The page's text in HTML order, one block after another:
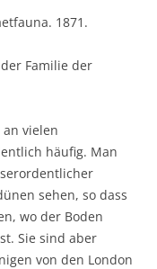
1871.
Familie der
vielen
häufig. Man
sehen, so dass
wo der Boden
Sie sind aber
von den London